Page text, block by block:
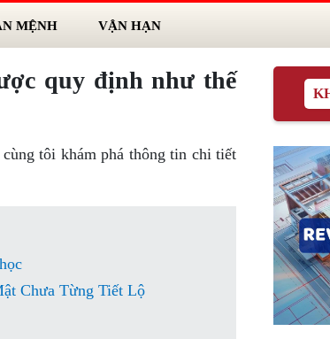
MỆNH VẬN HẠN
quy định như thế
tôi khám phá thông tin chi tiết
Chưa Từng Tiết Lộ